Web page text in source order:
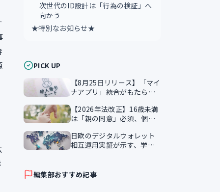
次世代のID設計は「行為の検証」へ
向かう
★特別なお知らせ★
PICK UP
【8月25日リリース】「マイ
ナアプリ」統合がもたらす
【2026年法改正】16歳未満
は「親の同意」必須、個人
ける実務課題
日欧のデジタルウォレット
相互運用実証が示す、学習
編集部おすすめ記事